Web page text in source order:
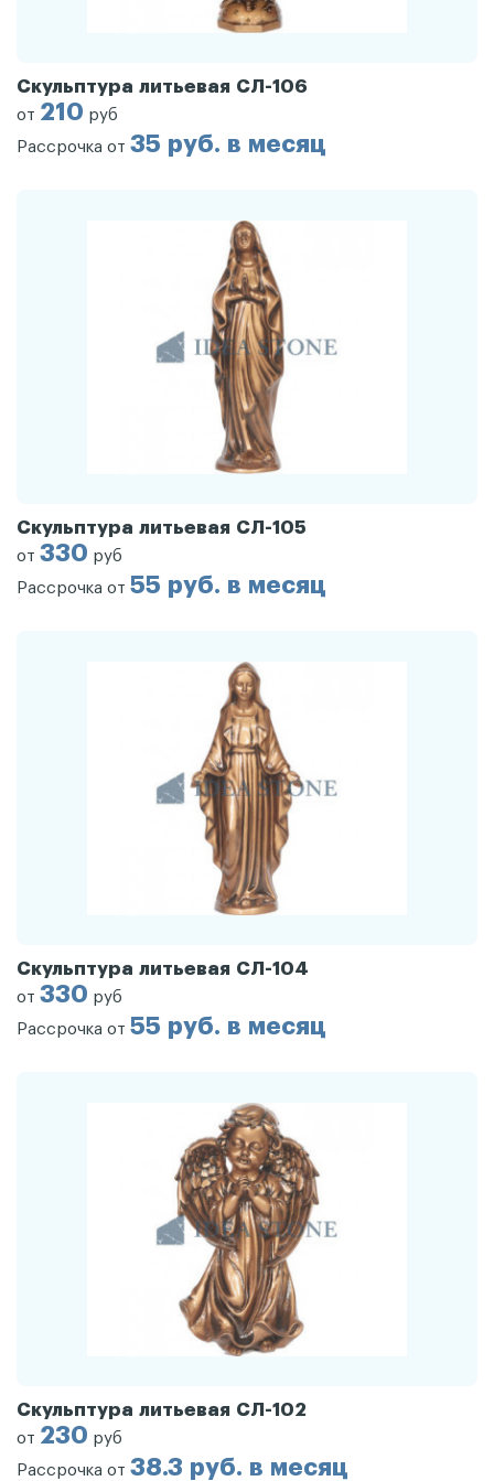
Скульптура литьевая СЛ-106
от 210 руб
Рассрочка от 35 руб. в месяц
Скульптура литьевая СЛ-105
от 330 руб
Рассрочка от 55 руб. в месяц
Скульптура литьевая СЛ-104
от 330 руб
Рассрочка от 55 руб. в месяц
Скульптура литьевая СЛ-102
от 230 руб
Рассрочка от 38.3 руб. в месяц